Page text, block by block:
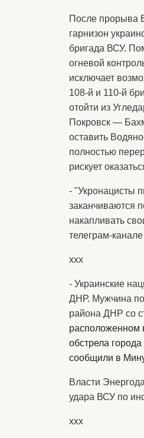
После прорыва
гарнизон
бригада ВСУ.
огневой
исключает
108-й и 110-й
отойти из
Покровск —
оставить
полностью
рискует
- "Укронацисты
заканчиваются
накапливать
телеграм-
ххх
- Украинские
ДНР. Мужчина
района ДНР со
расположенном
обстрела
сообщили в
Власти
удара ВСУ по
ххх